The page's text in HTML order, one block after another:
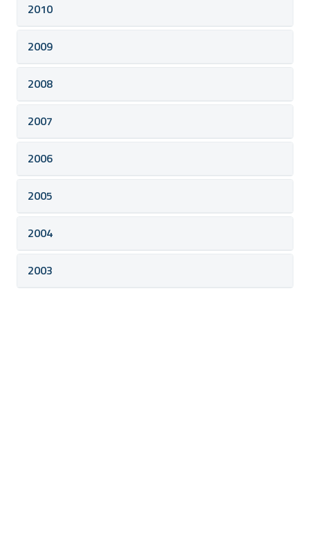
2010
2009
2008
2007
2006
2005
2004
2003